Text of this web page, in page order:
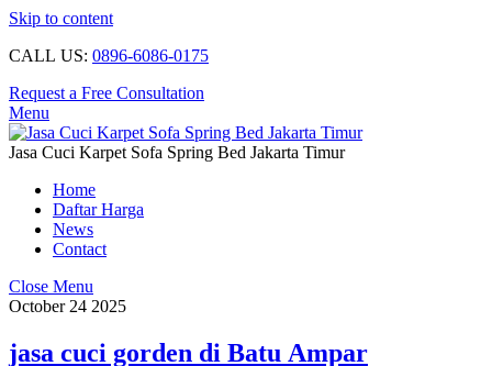
Skip to content
CALL US: 0896-6086-0175
Request a Free Consultation
Menu
Jasa Cuci Karpet Sofa Spring Bed Jakarta Timur
Home
Daftar Harga
News
Contact
Close Menu
October 24 2025
jasa cuci gorden di Batu Ampar